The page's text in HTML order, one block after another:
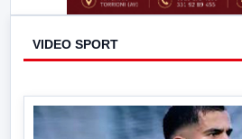
VIDEO SPORT